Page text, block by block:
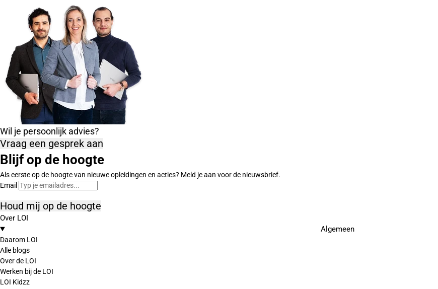
Wil je persoonlijk advies?
Vraag een gesprek aan
Blijf op de hoogte
Als eerste op de hoogte van nieuwe opleidingen en acties? Meld je aan voor de nieuwsbrief.
Email
Houd mij op de hoogte
Over LOI
Algemeen
Daarom LOI
Alle blogs
Over de LOI
Werken bij de LOI
LOI Kidzz